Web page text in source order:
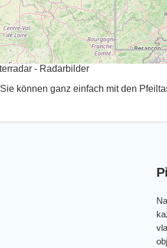
Sie können ganz einfach mit den